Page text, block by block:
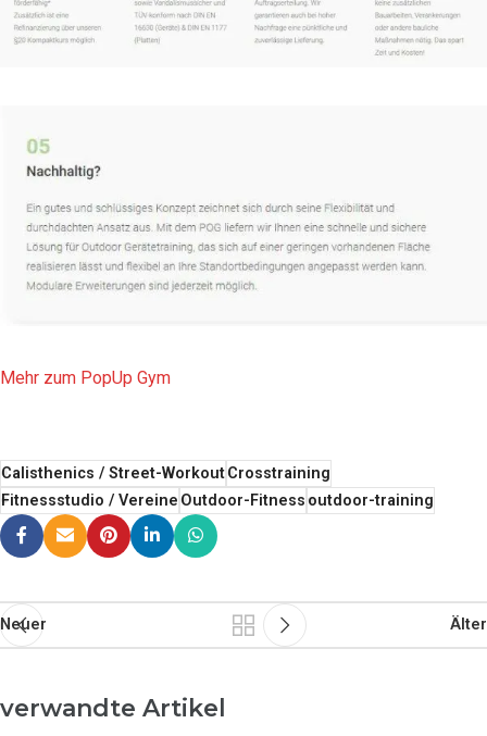
Mehr zum PopUp Gym
Calisthenics / Street-WorkoutCrosstraining
Fitnessstudio / VereineOutdoor-Fitnessoutdoor-training
Neuer Älter
verwandte Artikel